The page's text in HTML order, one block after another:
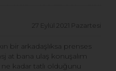
27 Eylül 2021 Pazartesi
bir arkadaşlıksa prenses
at bana ulaş konuşalım
ne kadar tatlı olduğunu